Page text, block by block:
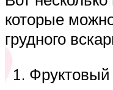
которые
грудного
Фруктовый